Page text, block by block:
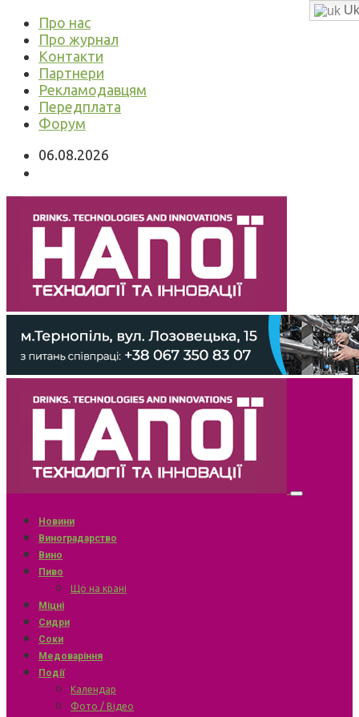
Про нас
Про журнал
Контакти
Партнери
Рекламодавцям
Передплата
Форум
06.08.2026
Новини
Виноградарство
Вино
Пиво
Що на крані
Міцні
Сидри
Соки
Медоваріння
Події
Календар
Фото / Відео